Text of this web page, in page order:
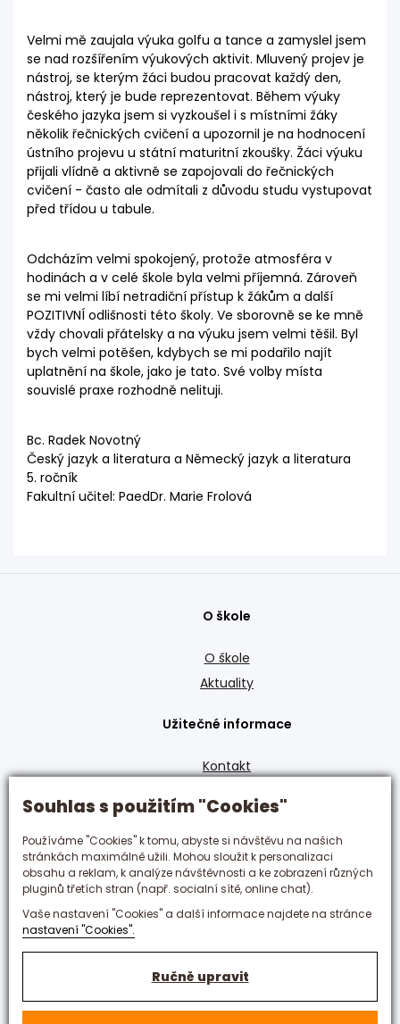
Souhlas s použitím "Cookies"
Používáme "Cookies" k tomu, abyste si návštěvu na našich
stránkách maximálně užili. Mohou sloužit k personalizaci
obsahu a reklam, k analýze návštěvnosti a ke zobrazení různých
pluginů třetích stran (např. socialní sítě, online chat).
Vaše nastavení "Cookies" a další informace najdete na stránce
nastavení "Cookies".
Ručně upravit
Velmi mě zaujala výuka golfu a tance a zamyslel jsem
se nad rozšířením výukových aktivit. Mluvený projev je
nástroj, se kterým žáci budou pracovat každý den,
nástroj, který je bude reprezentovat. Během výuky
českého jazyka jsem si vyzkoušel i s místními žáky
několik řečnických cvičení a upozornil je na hodnocení
ústního projevu u státní maturitní zkoušky. Žáci výuku
přijali vlídně a aktivně se zapojovali do řečnických
cvičení - často ale odmítali z důvodu studu vystupovat
před třídou u tabule.
Odcházím velmi spokojený, protože atmosféra v
hodinách a v celé škole byla velmi příjemná. Zároveň
se mi velmi líbí netradiční přístup k žákům a další
POZITIVNÍ odlišnosti této školy. Ve sborovně se ke mně
vždy chovali přátelsky a na výuku jsem velmi těšil. Byl
bych velmi potěšen, kdybych se mi podařilo najít
uplatnění na škole, jako je tato. Své volby místa
souvislé praxe rozhodně nelituji.
Bc. Radek Novotný
Český jazyk a literatura a Německý jazyk a literatura
5. ročník
Fakultní učitel: PaedDr. Marie Frolová
O škole
O škole
Aktuality
Užitečné informace
Kontakt
Den otevřených dveří
Obory
Zůstaňte s námi v kontaktu
+420 495 592 288
500 03 Hradec Králové